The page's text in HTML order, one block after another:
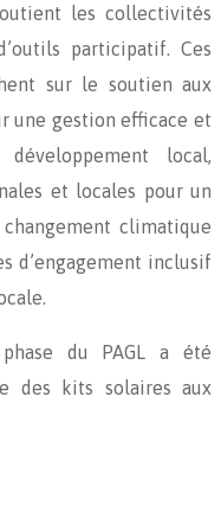
les collectivités
participatif. Ces
sur le soutien aux
une gestion efficace et
local,
et locales pour un
climatique
d’engagement inclusif
du PAGL a été
des kits solaires aux